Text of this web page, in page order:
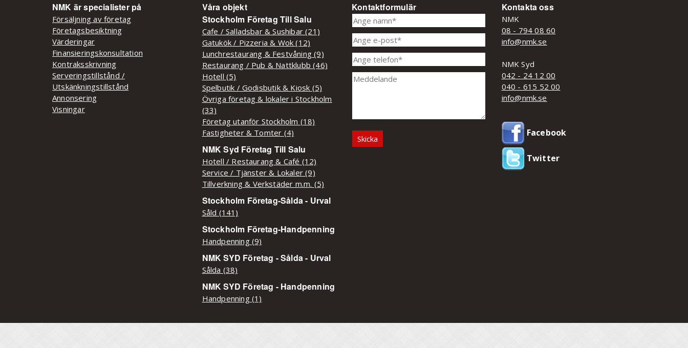
NMK är specialister på
Försäljning av företag
Företagsbesiktning
Värderingar
Finansieringskonsultation
Kontraksskrivning
Serveringstillstånd /
Utskänkningstillstånd
Annonsering
Visningar
Våra objekt
Stockholm Företag Till Salu
Cafe / Salladsbar & Sushibar (21)
Gatukök / Pizzeria & Wok (12)
Lunchrestaurang & Festvåning (9)
Restaurang / Pub & Nattklubb (46)
Hotell (5)
Spelbutik / Godisbutik & Kiosk (5)
Övriga företag & lokaler i Stockholm
(33)
Företag utanför Stockholm (18)
Fastigheter & Tomter (4)
NMK Syd Företag Till Salu
Hotell / Restaurang & Café (12)
Service / Tjänster & Lokaler (9)
Tillverkning & Verkstäder m.m. (5)
Stockholm Företag-Sålda - Urval
Såld (141)
Stockholm Företag-Handpenning
Handpenning (9)
NMK SYD Företag - Sålda - Urval
Sålda (38)
NMK SYD Företag - Handpenning
Handpenning (1)
Kontaktformulär Kontakta oss
NMK
08 - 794 08 60
info@nmk.se
NMK Syd
042 - 24 12 00
040 - 615 52 00
info@nmk.se
Facebook
Twitter